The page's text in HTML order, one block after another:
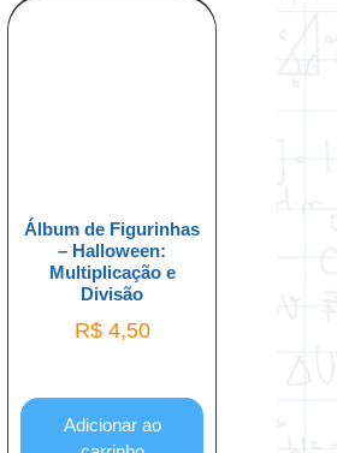
Álbum de Figurinhas
– Halloween:
Multiplicação e
Divisão
R$4,50
Adicionar ao